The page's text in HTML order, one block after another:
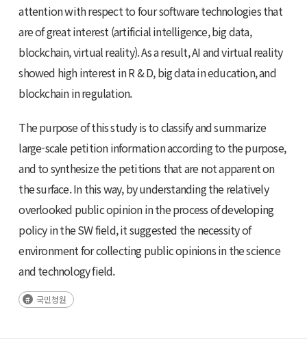
attention with respect to four software technologies that
are of great interest (artificial intelligence, big data,
blockchain, virtual reality). As a result, AI and virtual reality
showed high interest in R & D, big data in education, and
blockchain in regulation.
The purpose of this study is to classify and summarize
large-scale petition information according to the purpose,
and to synthesize the petitions that are not apparent on
the surface. In this way, by understanding the relatively
overlooked public opinion in the process of developing
policy in the SW field, it suggested the necessity of
environment for collecting public opinions in the science
and technology field.
국민청원